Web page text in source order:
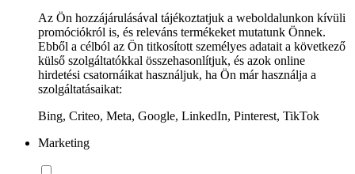
Az Ön hozzájárulásával tájékoztatjuk a weboldalunkon kívüli
promóciókról is, és releváns termékeket mutatunk Önnek.
Ebből a célból az Ön titkosított személyes adatait a következő
külső szolgáltatókkal összehasonlítjuk, és azok online
hirdetési csatornáikat használjuk, ha Ön már használja a
szolgáltatásaikat:
Bing, Criteo, Meta, Google, LinkedIn, Pinterest, TikTok
Marketing